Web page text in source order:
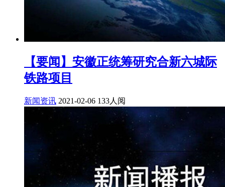
【要闻】安徽正统筹研究合新六城际
铁路项目
新闻资讯 2021-02-06 133人阅